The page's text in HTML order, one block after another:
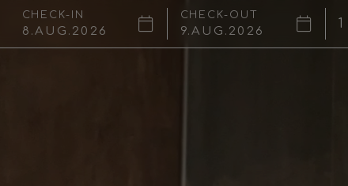
CHECK-IN
8 AUG 2026
CHECK-OUT
9 AUG 2026